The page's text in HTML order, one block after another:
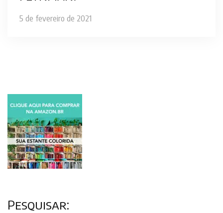
5 de fevereiro de 2021
Pesquisar: